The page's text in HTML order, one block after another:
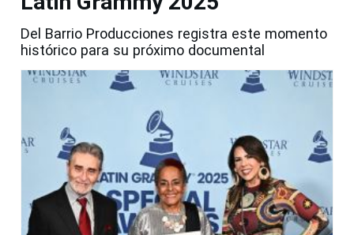
Del Barrio Producciones registra este momento
histórico para su próximo documental